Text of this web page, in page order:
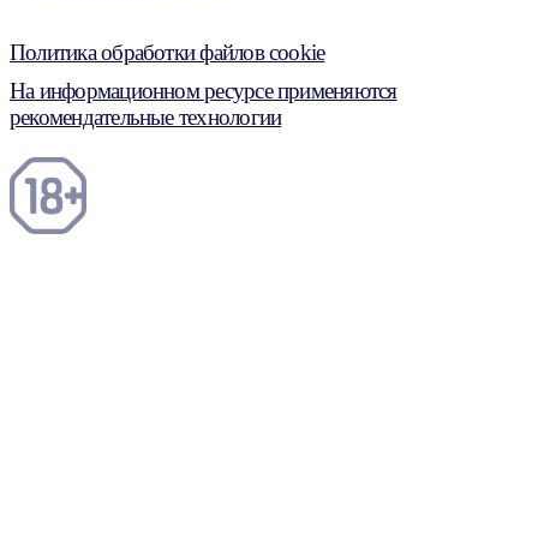
Политика обработки файлов cookie
На информационном ресурсе применяются
рекомендательные технологии